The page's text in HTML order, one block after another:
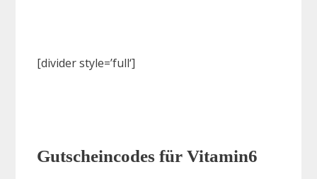
[divider style=’full‘]
Gutscheincodes für Vitamin6